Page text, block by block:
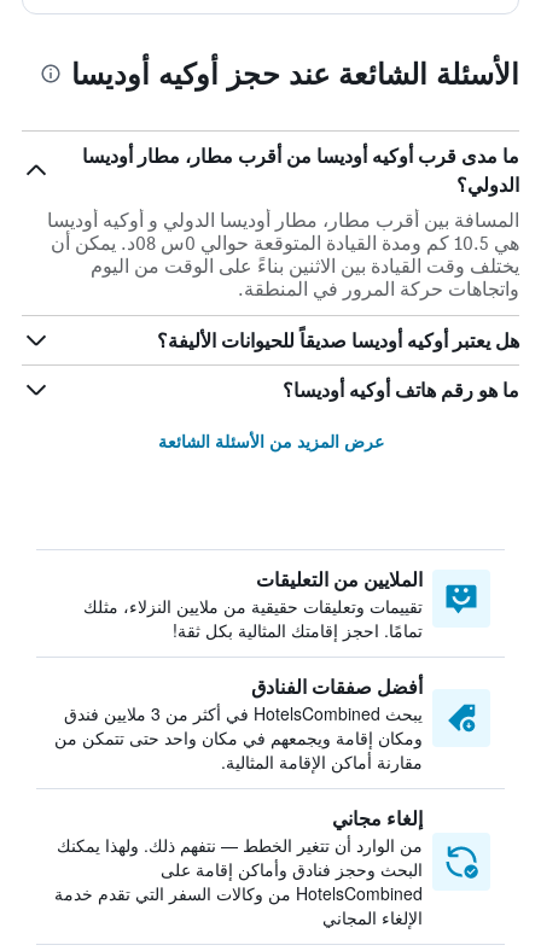
الأسئلة الشائعة عند حجز أوكيه أوديسا
ما مدى قرب أوكيه أوديسا من أقرب مطار، مطار أوديسا
الدولي؟
المسافة بين أقرب مطار، مطار أوديسا الدولي و أوكيه أوديسا
هي 10.5 كم ومدة القيادة المتوقعة حوالي 0س 08د. يمكن أن
يختلف وقت القيادة بين الاثنين بناءً على الوقت من اليوم
واتجاهات حركة المرور في المنطقة.
هل يعتبر أوكيه أوديسا صديقاً للحيوانات الأليفة؟
ما هو رقم هاتف أوكيه أوديسا؟
عرض المزيد من الأسئلة الشائعة
الملايين من التعليقات
تقييمات وتعليقات حقيقية من ملايين النزلاء، مثلك
تمامًا. احجز إقامتك المثالية بكل ثقة!
أفضل صفقات الفنادق
يبحث HotelsCombined في أكثر من 3 ملايين فندق
ومكان إقامة ويجمعهم في مكان واحد حتى تتمكن من
مقارنة أماكن الإقامة المثالية.
إلغاء مجاني
من الوارد أن تتغير الخطط — نتفهم ذلك. ولهذا يمكنك
البحث وحجز فنادق وأماكن إقامة على
HotelsCombined من وكالات السفر التي تقدم خدمة
الإلغاء المجاني